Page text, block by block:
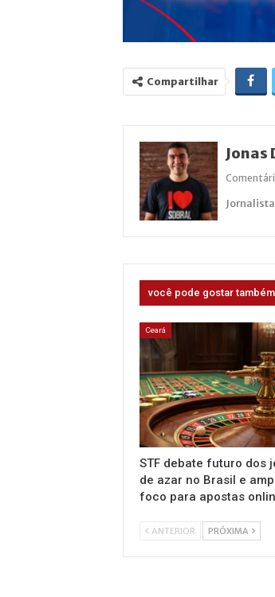
Compartilhar
Jonas
você pode gostar também
Ceará
STF debate futuro dos
de azar no Brasil e
foco para apostas
ANTERIOR PRÓXIMA